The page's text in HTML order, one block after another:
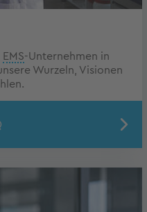
EMS-Unternehmen in
Wurzeln, Visionen